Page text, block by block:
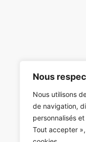
Nous
Nous utilisons
de navigation,
personnalisés
Tout accepter